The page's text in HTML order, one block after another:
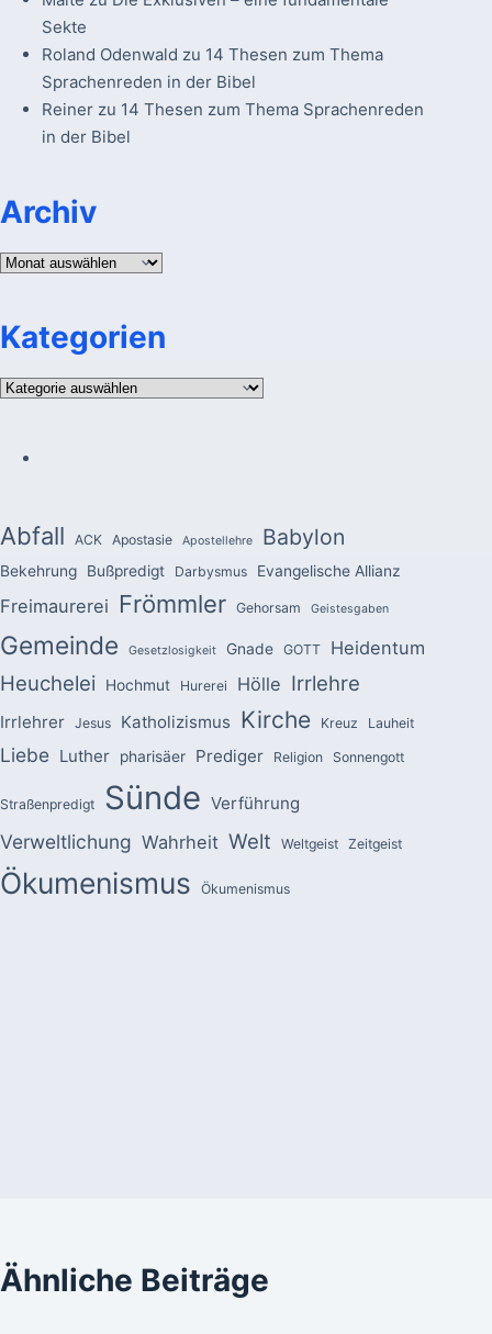
Sekte
Roland Odenwald zu 14 Thesen zum Thema
Sprachenreden in der Bibel
Reinerzu 14 Thesen zum Thema Sprachenreden
in der Bibel
Archiv
Archiv
Kategorien
Kategorien
Abfall ACK Apostasie Apostellehre Babylon
Bekehrung Bußpredigt Darbysmus Evangelische Allianz
Freimaurerei Frömmler Gehorsam Geistesgaben
Gemeinde Gesetzlosigkeit Gnade GOTT Heidentum
Heuchelei Hochmut Hurerei Hölle Irrlehre
Irrlehrer Jesus Katholizismus Kirche Kreuz Lauheit
Liebe Luther pharisäer Prediger Religion Sonnengott
Straßenpredigt Sünde Verführung
Verweltlichung Wahrheit Welt Weltgeist Zeitgeist
Ökumenismus Ökumenismus
Ähnliche Beiträge